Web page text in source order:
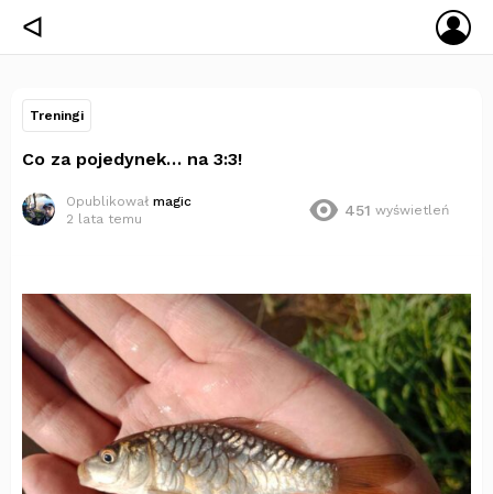
ᐊ
Treningi
Co za pojedynek… na 3:3!
Opublikował magic
2 lata temu
451 wyświetleń